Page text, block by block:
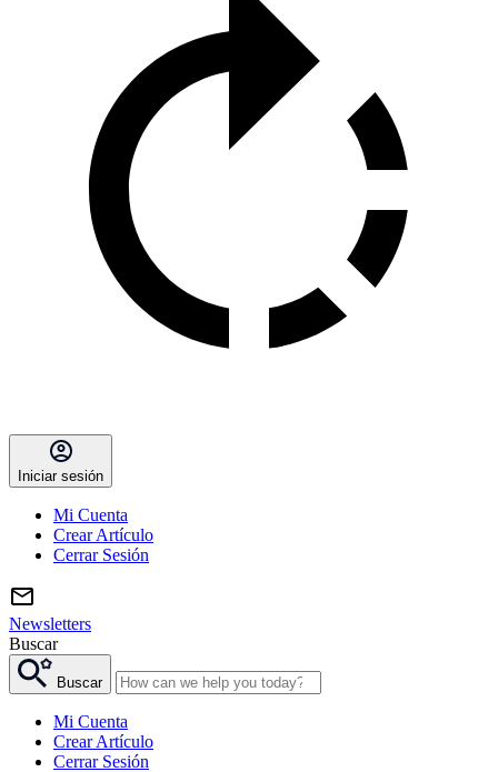
Iniciar sesión
Mi Cuenta
Crear Artículo
Cerrar Sesión
Newsletters
Buscar
Buscar
Mi Cuenta
Crear Artículo
Cerrar Sesión